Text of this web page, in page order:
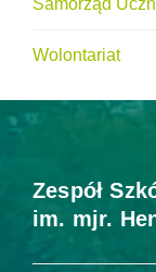
Wolontariat
Zespół
im. mjr.